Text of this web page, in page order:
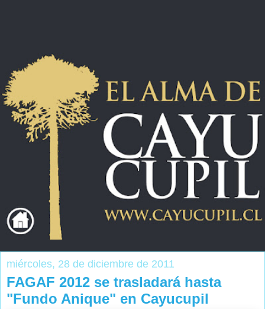
miércoles, 28 de diciembre de 2011
FAGAF 2012 se trasladará hasta
"Fundo Anique" en Cayucupil